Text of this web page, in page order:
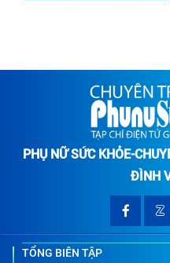
PHỤ NỮ SỨC KHỎE-
ĐÌNH
TỔNG BIÊN TẬP